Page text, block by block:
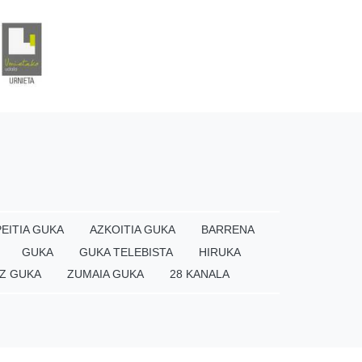
GUKA AZKOITIA GUKA
BARRENA
GUKA GUKA TELEBISTA
HIRUKA
GUKA ZUMAIA GUKA 28 KANALA